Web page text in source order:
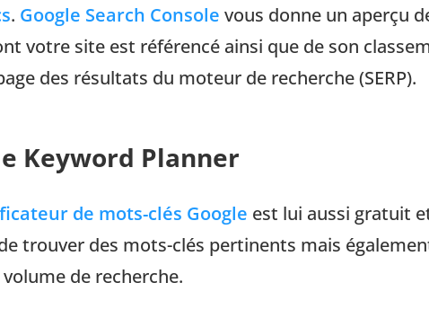
. Google Search Console vous donne un aperçu
votre site est référencé ainsi que de son
des résultats du moteur de recherche (SERP).
Keyword Planner
de mots-clés Google est lui aussi gratuit
trouver des mots-clés pertinents mais
de recherche.